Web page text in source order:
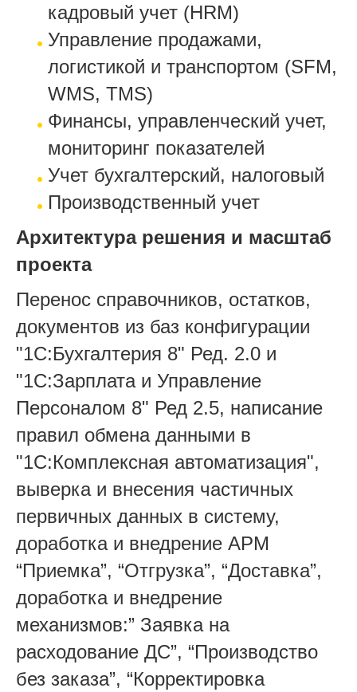
кадровый учет (HRM)
Управление продажами,
логистикой и транспортом (SFM,
WMS, TMS)
Финансы, управленческий учет,
мониторинг показателей
Учет бухгалтерский, налоговый
Производственный учет
Архитектура решения и масштаб
проекта
Перенос справочников, остатков,
документов из баз конфигурации
"1С:Бухгалтерия 8" Ред. 2.0 и
"1С:Зарплата и Управление
Персоналом 8" Ред 2.5, написание
правил обмена данными в
"1C:Комплексная автоматизация",
выверка и внесения частичных
первичных данных в систему,
доработка и внедрение АРМ
“Приемка”, “Отгрузка”, “Доставка”,
доработка и внедрение
механизмов:” Заявка на
расходование ДС”, “Производство
без заказа”, “Корректировка